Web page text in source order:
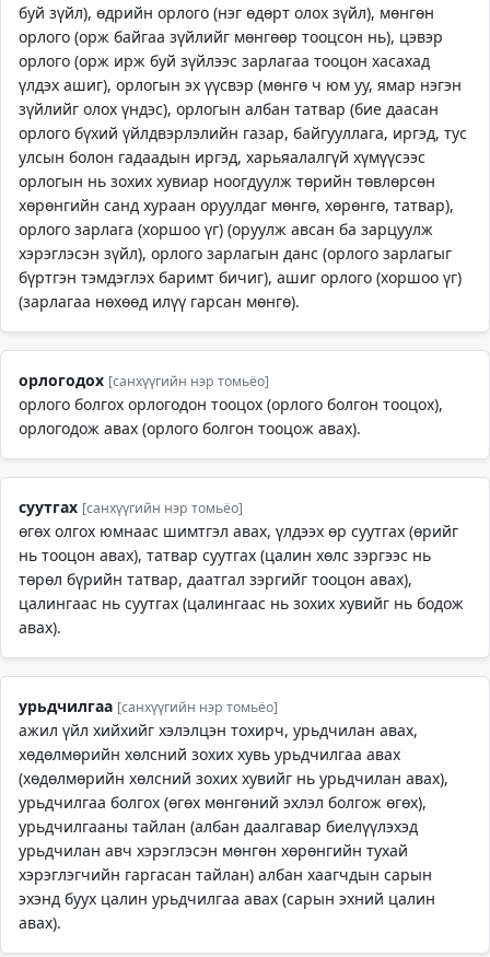
буй зүйл), өдрийн орлого (нэг өдөрт олох зүйл), мөнгөн
орлого (орж байгаа зүйлийг мөнгөөр тооцсон нь), цэвэр
орлого (орж ирж буй зүйлээс зарлагаа тооцон хасахад
үлдэх ашиг), орлогын эх үүсвэр (мөнгө ч юм уу, ямар нэгэн
зүйлийг олох үндэс), орлогын албан татвар (бие даасан
орлого бүхий үйлдвэрлэлийн газар, байгууллага, иргэд, тус
улсын болон гадаадын иргэд, харьяалалгүй хүмүүсээс
орлогын нь зохих хувиар ноогдуулж төрийн төвлөрсөн
хөрөнгийн санд хураан оруулдаг мөнгө, хөрөнгө, татвар),
орлого зарлага (хоршоо үг) (оруулж авсан ба зарцуулж
хэрэглэсэн зүйл), орлого зарлагын данс (орлого зарлагыг
бүртгэн тэмдэглэх баримт бичиг), ашиг орлого (хоршоо үг)
(зарлагаа нөхөөд илүү гарсан мөнгө).
орлогодох [санхүүгийн нэр томьёо]
орлого болгох орлогодон тооцох (орлого болгон тооцох),
орлогодож авах (орлого болгон тооцож авах).
суутгах [санхүүгийн нэр томьёо]
өгөх олгох юмнаас шимтгэл авах, үлдээх өр суутгах (өрийг
нь тооцон авах), татвар суутгах (цалин хөлс зэргээс нь
төрөл бүрийн татвар, даатгал зэргийг тооцон авах),
цалингаас нь суутгах (цалингаас нь зохих хувийг нь бодож
авах).
урьдчилгаа [санхүүгийн нэр томьёо]
ажил үйл хийхийг хэлэлцэн тохирч, урьдчилан авах,
хөдөлмөрийн хөлсний зохих хувь урьдчилгаа авах
(хөдөлмөрийн хөлсний зохих хувийг нь урьдчилан авах),
урьдчилгаа болгох (өгөх мөнгөний эхлэл болгож өгөх),
урьдчилгааны тайлан (албан даалгавар биелүүлэхэд
урьдчилан авч хэрэглэсэн мөнгөн хөрөнгийн тухай
хэрэглэгчийн гаргасан тайлан) албан хаагчдын сарын
эхэнд буух цалин урьдчилгаа авах (сарын эхний цалин
авах).